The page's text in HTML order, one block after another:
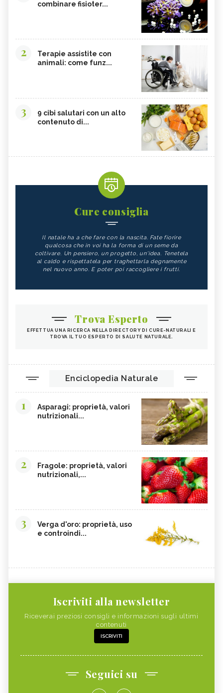
combinare fisioter...
2
Terapie assistite con
animali: come funz...
3
9 cibi salutari con un alto
contenuto di...
Cure consiglia
Il natale ha a che fare con la nascita. Fate fiorire
qualcosa che in voi ha la forma di un seme da
coltivare. Un pensiero, un progetto, un'idea. Tenetela
al caldo e rispettatela per traghettarla degnamente
nel nuovo anno. E poter poi raccogliere i frutti.
Trova Esperto
EFFETTUA UNA RICERCA NELLA DIRECTORY DI CURE-NATURALI E
TROVA IL TUO ESPERTO DI SALUTE NATURALE.
Enciclopedia Naturale
1
Asparagi: proprietà, valori
nutrizionali...
2
Fragole: proprietà, valori
nutrizionali,...
3
Verga d'oro: proprietà, uso
e controindi...
Iscriviti alla newsletter
Riceverai preziosi consigli e informazioni sugli ultimi
contenuti
ISCRIVITI
Seguici su